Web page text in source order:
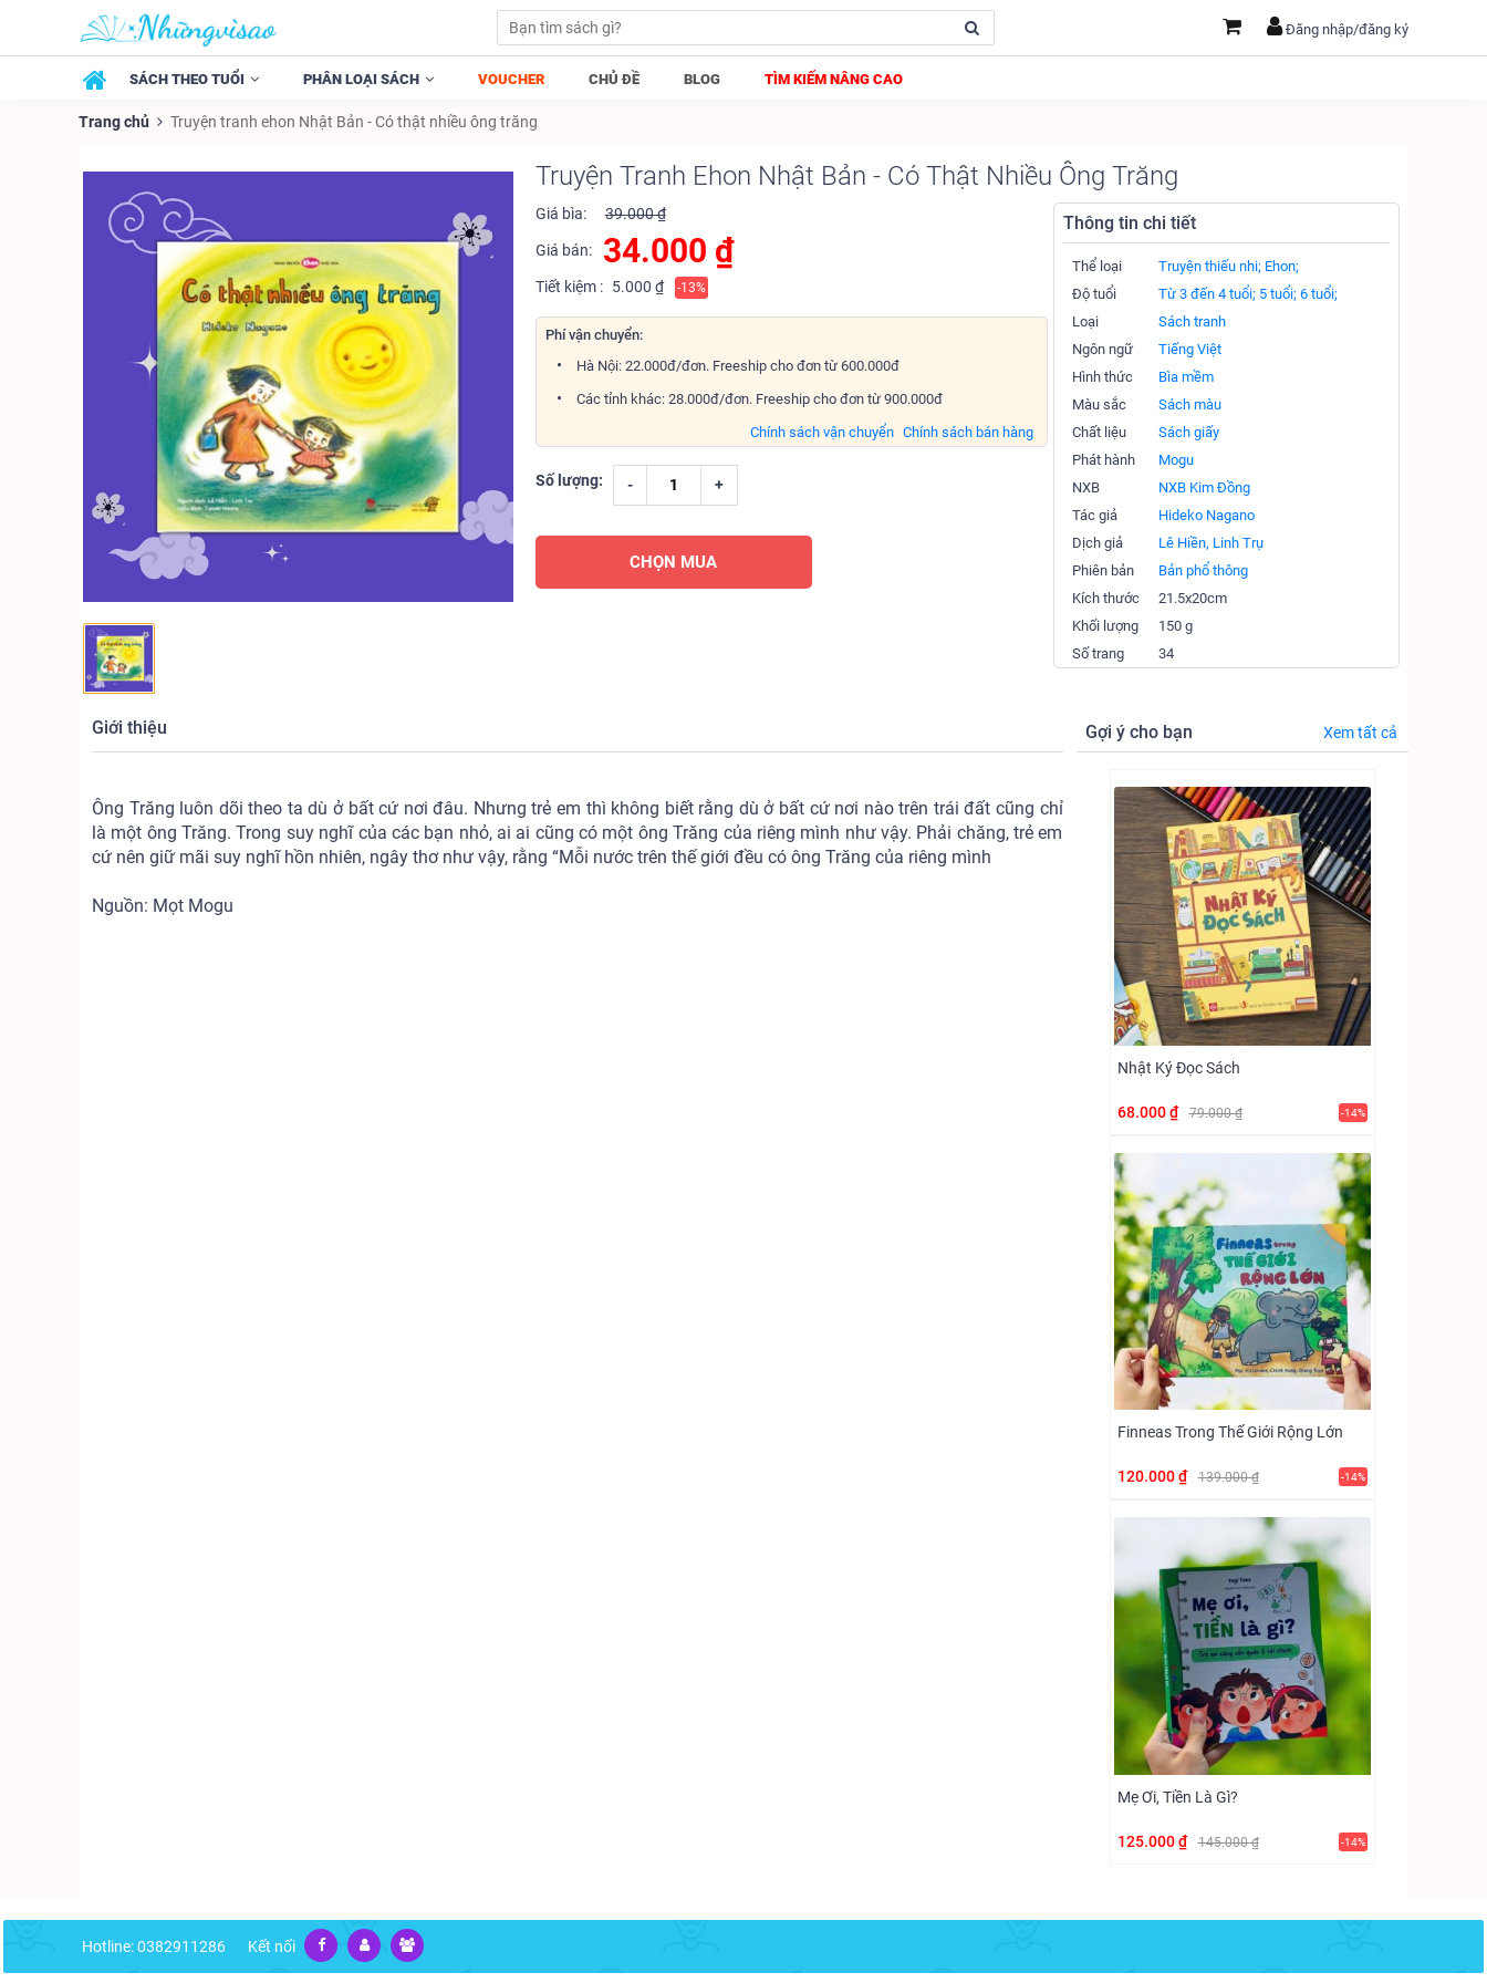
Đăng nhập/đăng ký
SÁCH THEO TUỔI PHÂN LOẠI SÁCH VOUCHER CHỦ ĐỀ BLOG TÌM KIẾM NÂNG CAO
Trang chủ Truyện tranh ehon Nhật Bản - Có thật nhiều ông trăng
Truyện Tranh Ehon Nhật Bản - Có Thật Nhiều Ông Trăng
Giá bìa: 39.000 ₫
Giá bán: 34.000 ₫
Tiết kiệm : 5.000 ₫ -13%
Phí vận chuyển:
Hà Nội: 22.000đ/đơn. Freeship cho đơn từ 600.000đ
Các tỉnh khác: 28.000đ/đơn. Freeship cho đơn từ 900.000đ
Chính sách bán hàng
Chính sách vận chuyển
Số lượng: - +
CHỌN MUA
Thông tin chi tiết
Thể loại Truyện thiếu nhi; Ehon;
Độ tuổi
Từ 3 đến 4 tuổi; 5 tuổi; 6 tuổi;
Loại
Sách tranh
Ngôn ngữ
Tiếng Việt
Hình thức
Bìa mềm
Màu sắc
Sách màu
Chất liệu
Sách giấy
Phát hành
Mogu
NXB
NXB Kim Đồng
Tác giả
Hideko Nagano
Dịch giả
Lê Hiền, Linh Trụ
Phiên bản
Bản phổ thông
Kích thước
21.5x20cm
Khối lượng
150 g
Số trang
34
Giới thiệu
Ông Trăng luôn dõi theo ta dù ở bất cứ nơi đâu. Nhưng trẻ em thì không biết rằng dù ở bất cứ nơi nào trên trái đất cũng chỉ
là một ông Trăng. Trong suy nghĩ của các bạn nhỏ, ai ai cũng có một ông Trăng của riêng mình như vậy. Phải chăng, trẻ em
cứ nên giữ mãi suy nghĩ hồn nhiên, ngây thơ như vậy, rằng “Mỗi nước trên thế giới đều có ông Trăng của riêng mình
Nguồn: Mọt Mogu
Gợi ý cho bạn Xem tất cả
Nhật Ký Đọc Sách
68.000 ₫ 79.000 ₫ -14%
Finneas Trong Thế Giới Rộng Lớn
120.000 ₫ 139.000 ₫ -14%
Mẹ Ơi, Tiền Là Gì?
125.000 ₫ 145.000 ₫ -14%
Hotline: 0382911286 Kết nối